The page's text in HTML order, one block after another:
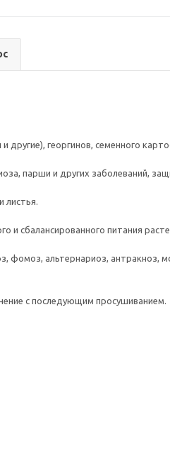
георгинов, семенного
парши и других заболеваний,
листья.
и сбалансированного питания
фомоз, альтернариоз, антракноз,
с последующим просушиванием.